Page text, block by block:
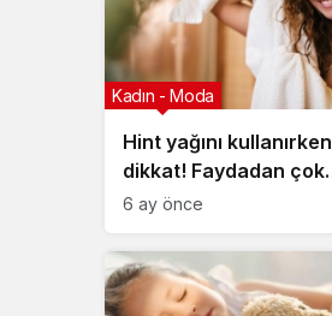
Hint yağını kullanırken
dikkat! Faydadan çok
zarar verebilir
Kadın - Moda
6 ay önce